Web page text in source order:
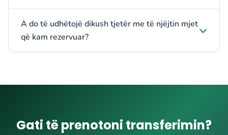
A do të udhëtojë dikush tjetër me të njëjtin mjet
që kam rezervuar?
Gati të prenotoni transferimin?